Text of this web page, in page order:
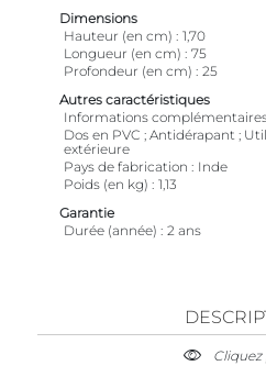
Dimensions
Hauteur (en cm)
1,70
Longueur (en cm)
75
Profondeur (en cm)
25
Autres caractéristiques
Informations
Dos en PVC ; Antidérapant ;
extérieure
Pays de fabrication
Inde
Poids (en kg)
1,13
Garantie
Durée (année)
2 ans
Cliquez